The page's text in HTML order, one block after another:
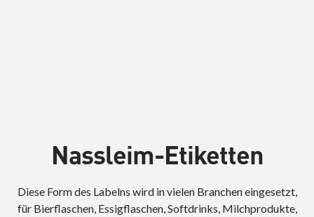
Nassleim-Etiketten
Diese Form des Labelns wird in vielen Branchen eingesetzt,
für Bierflaschen, Essigflaschen, Softdrinks, Milchprodukte,